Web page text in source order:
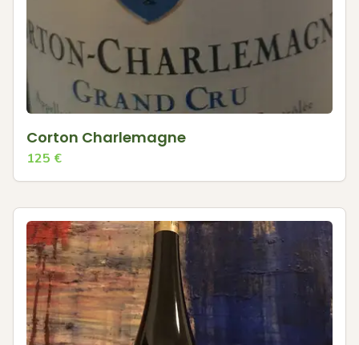
Corton Charlemagne
125 €